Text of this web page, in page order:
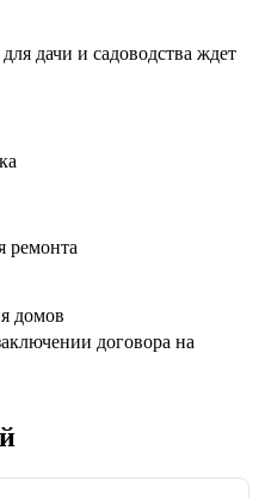
дачи и садоводства ждет
ремонта
домов
договора на